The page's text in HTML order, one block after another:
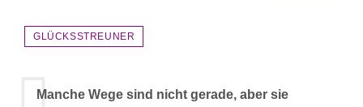
GLÜCKSSTREUNER
Manche Wege sind nicht gerade, aber sie